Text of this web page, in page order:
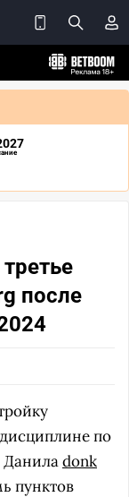
после
по
Данилаdonk
пунктов